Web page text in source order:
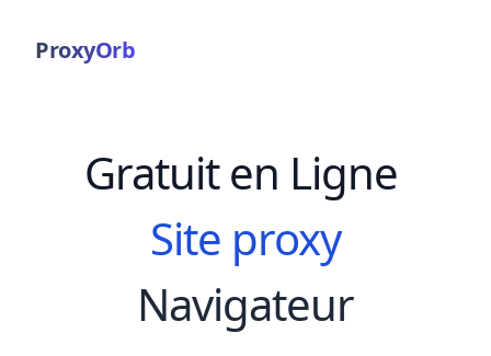
ProxyOrb
Gratuit en Ligne
Site proxy
Navigateur